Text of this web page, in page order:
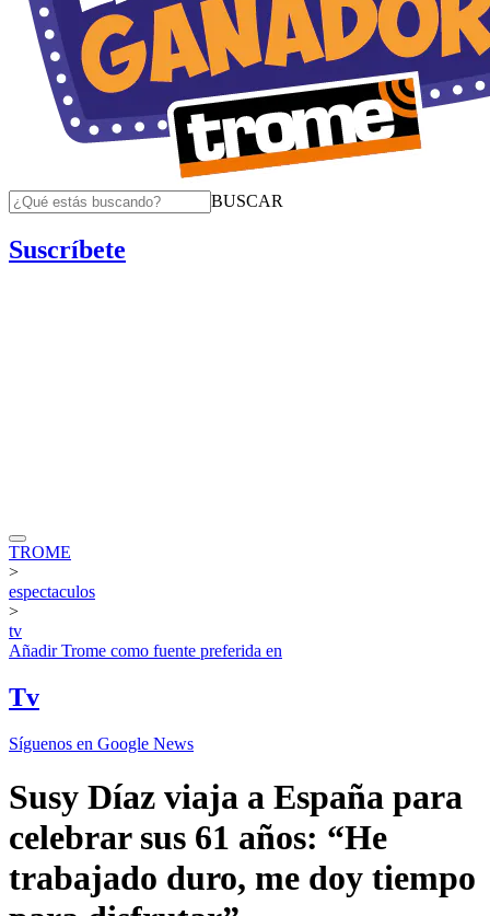
BUSCAR
Suscríbete
TROME
>
espectaculos
>
tv
AñadirTrome como fuente preferida en
Tv
Síguenos en Google News
Susy Díaz viaja a España para
celebrar sus 61 años: “He
trabajado duro, me doy tiempo